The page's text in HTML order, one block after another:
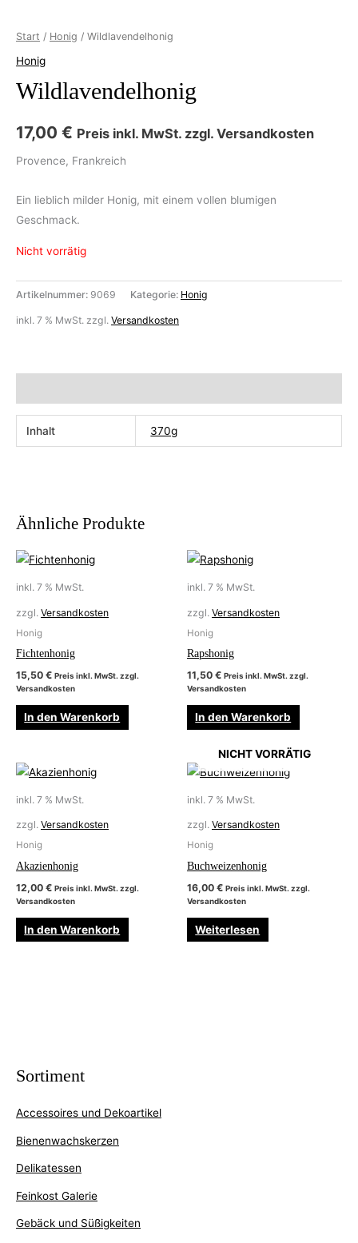
Sortiment
Accessoires und Dekoartikel
Bienenwachskerzen
Delikatessen
Feinkost Galerie
Gebäck und Süßigkeiten
Start / Honig / Wildlavendelhonig
Honig
Wildlavendelhonig
17,00 € Preis inkl. MwSt. zzgl. Versandkosten
Provence, Frankreich
Ein lieblich milder Honig, mit einem vollen blumigen
Geschmack.
Nicht vorrätig
Artikelnummer: 9069 Kategorie: Honig
inkl. 7 % MwSt. zzgl. Versandkosten
Inhalt 370g
Ähnliche Produkte
inkl. 7 % MwSt.
zzgl. Versandkosten
Honig
Fichtenhonig
15,50 € Preis inkl. MwSt. zzgl.
Versandkosten
In den Warenkorb
inkl. 7 % MwSt.
zzgl. Versandkosten
Honig
Rapshonig
11,50 € Preis inkl. MwSt. zzgl.
Versandkosten
In den Warenkorb
inkl. 7 % MwSt.
zzgl. Versandkosten
Honig
Akazienhonig
12,00 € Preis inkl. MwSt. zzgl.
Versandkosten
In den Warenkorb
NICHT VORRÄTIG
inkl. 7 % MwSt.
zzgl. Versandkosten
Honig
Buchweizenhonig
16,00 € Preis inkl. MwSt. zzgl.
Versandkosten
Weiterlesen